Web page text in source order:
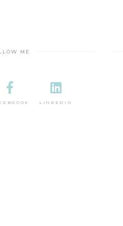
ME
LINKEDIN